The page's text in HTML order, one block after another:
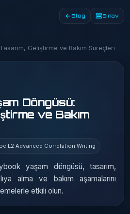
Blog Sınav
Geliştirme ve Bakım Süreçleri
Döngüsü:
ve Bakım
L2 Advanced Correlation Writing
yaşam döngüsü, tasarım,
alma ve bakım aşamalarını
etkili olun.